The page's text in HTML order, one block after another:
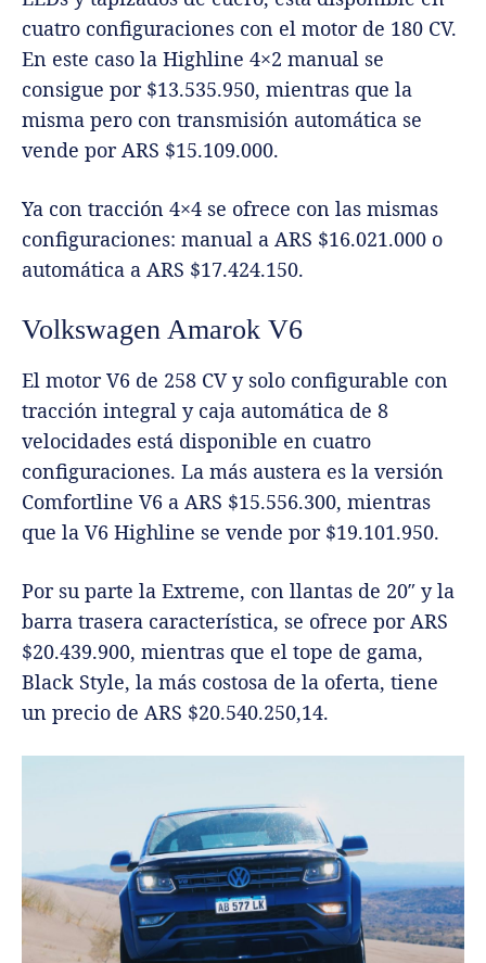
cuatro configuraciones con el motor de 180 CV.
En este caso la Highline 4×2 manual se
consigue por $13.535.950, mientras que la
misma pero con transmisión automática se
vende por ARS $15.109.000.
Ya con tracción 4×4 se ofrece con las mismas
configuraciones: manual a ARS $16.021.000 o
automática a ARS $17.424.150.
Volkswagen Amarok V6
El motor V6 de 258 CV y solo configurable con
tracción integral y caja automática de 8
velocidades está disponible en cuatro
configuraciones. La más austera es la versión
Comfortline V6 a ARS $15.556.300, mientras
que la V6 Highline se vende por $19.101.950.
Por su parte la Extreme, con llantas de 20″ y la
barra trasera característica, se ofrece por ARS
$20.439.900, mientras que el tope de gama,
Black Style, la más costosa de la oferta, tiene
un precio de ARS $20.540.250,14.